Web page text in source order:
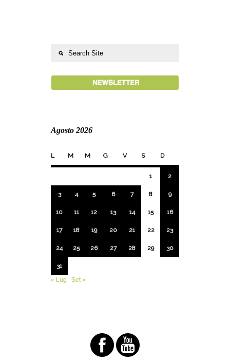
Agosto 2026
L M M G V S D
1 2
3 4 5 6 7 8 9
10 11 12 13 14 15 16
17 18 19 20 21 22 23
24 25 26 27 28 29 30
31
« Lug
Set »